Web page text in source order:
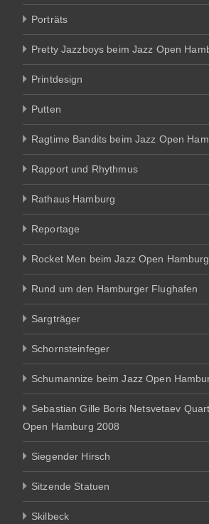
Porträts
Pretty Jazzboys beim Jazz Open
Printdesign
Putten
Ragtime Bandits beim Jazz Open
Rapport und Rhythmus
Rathaus Hamburg
Reportage
Rocket Men beim Jazz Open
Rund um den Hamburger Flughafen
Sargträger
Schornsteinfeger
Schumannize beim Jazz Open
Sebastian Gille Boris Netsvetaev
Open Hamburg 2008
Siegender Hirsch
Sitzende Statuen
Skilbeck